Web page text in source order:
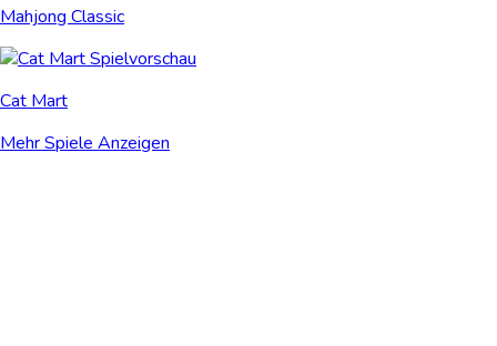
Mahjong Classic
Cat Mart
Mehr Spiele Anzeigen